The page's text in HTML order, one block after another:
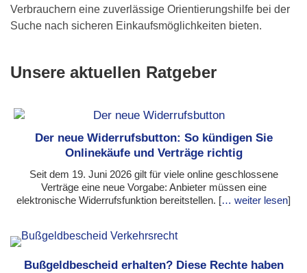
Verbrauchern eine zuverlässige Orientierungshilfe bei der
Suche nach sicheren Einkaufsmöglichkeiten bieten.
Unsere aktuellen Ratgeber
Der neue Widerrufsbutton: So kündigen Sie
Onlinekäufe und Verträge richtig
Seit dem 19. Juni 2026 gilt für viele online geschlossene
Verträge eine neue Vorgabe: Anbieter müssen eine
elektronische Widerrufsfunktion bereitstellen. [… weiter lesen]
Bußgeldbescheid erhalten? Diese Rechte haben